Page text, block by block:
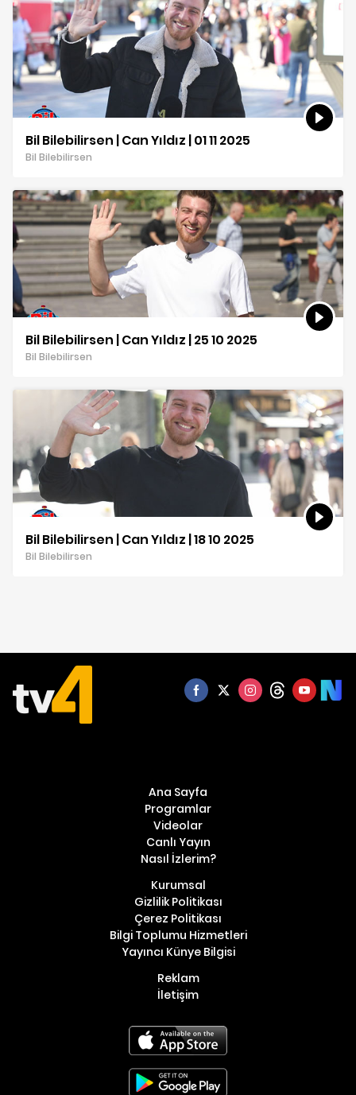
Bil Bilebilirsen | Can Yıldız | 01 11 2025
Bil Bilebilirsen
Bil Bilebilirsen | Can Yıldız | 25 10 2025
Bil Bilebilirsen
Bil Bilebilirsen | Can Yıldız | 18 10 2025
Bil Bilebilirsen
Ana Sayfa
Programlar
Videolar
Canlı Yayın
Nasıl İzlerim?
Kurumsal
Gizlilik Politikası
Çerez Politikası
Bilgi Toplumu Hizmetleri
Yayıncı Künye Bilgisi
Reklam
İletişim